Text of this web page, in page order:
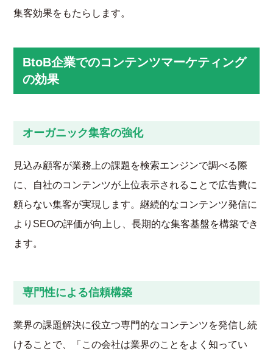
集客効果をもたらします。
BtoB企業でのコンテンツマーケティング
の効果
オーガニック集客の強化
見込み顧客が業務上の課題を検索エンジンで調べる際
に、自社のコンテンツが上位表示されることで広告費に
頼らない集客が実現します。継続的なコンテンツ発信に
よりSEOの評価が向上し、長期的な集客基盤を構築でき
ます。
専門性による信頼構築
業界の課題解決に役立つ専門的なコンテンツを発信し続
けることで、「この会社は業界のことをよく知ってい